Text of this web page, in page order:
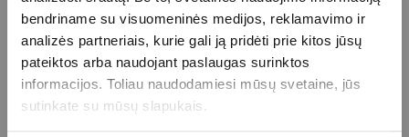
bendriname su visuomeninės medijos, reklamavimo ir
analizės partneriais, kurie gali ją pridėti prie kitos jūsų
pateiktos arba naudojant paslaugas surinktos
informacijos. Toliau naudodamiesi mūsų svetaine, jūs
sutinkate su mūsų slapukais.
Kontraceptinio implanto pašalinimas 115 €
Spiralės išėmimas 55 €
Spiralės įvedimas 75 €